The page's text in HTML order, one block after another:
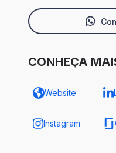
CONHEÇA
Website
Instagram